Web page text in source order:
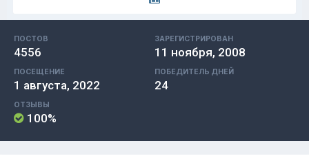
ПОСТОВ
4556
ЗАРЕГИСТРИРОВАН
11 ноября, 2008
ПОСЕЩЕНИЕ
1 августа, 2022
ПОБЕДИТЕЛЬ ДНЕЙ
24
ОТЗЫВЫ
100%